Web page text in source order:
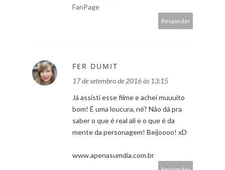
FanPage
Responder
FER DUMIT
17 de setembro de 2016 às 13:15
Já assisti esse filme e achei muuuito
bom! É uma loucura, né? Não dá pra
saber o que é real ali e o que é da
mente da personagem! Beijoooo! xD
www.apenasumdia.com.br